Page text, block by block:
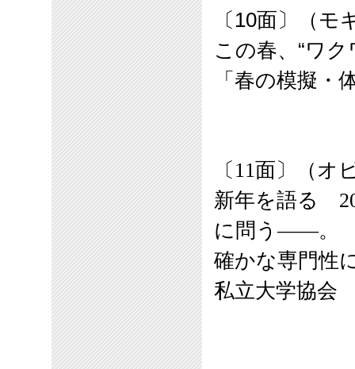
〔10面〕（モ
この春、“ワ
「春の模擬・
〔11面〕（オ
新年を語る
に問う――。
確かな専門性
私立大学協会